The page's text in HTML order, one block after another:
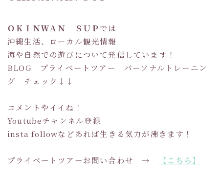
ＯＫＩＮＷＡＮ ＳＵＰ では
沖縄生活、ローカル観光情報
海や自然での遊びについて発信しています！
BLOG プライベートツアー パーソナルトレーニン
グ チェック↓↓
コメントやイイね！
Youtubeチャンネル登録
insta followなどあれば生きる気力が沸きます！
プライベートツアーお問い合わせ → 【こちら】